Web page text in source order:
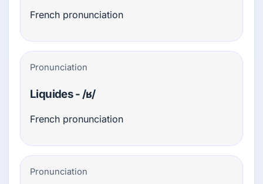
French pronunciation
Pronunciation
Liquides - /ʁ/
French pronunciation
Pronunciation